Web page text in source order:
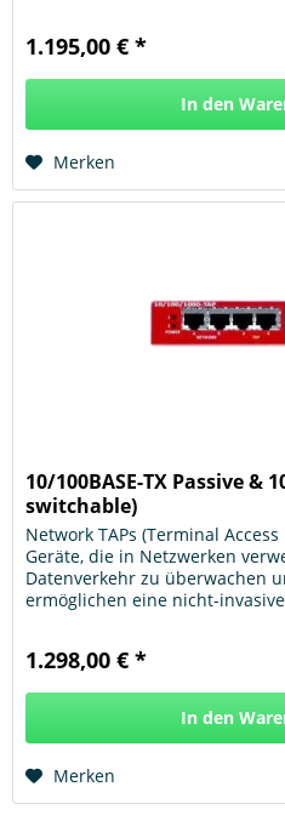
1.195,00 € *
In den
Merken
10/100BASE-TX Passive &
switchable)
Network TAPs (Terminal
Geräte, die in Netzwerken
Datenverkehr zu überwachen
ermöglichen eine nicht-
1.298,00 € *
In den
Merken